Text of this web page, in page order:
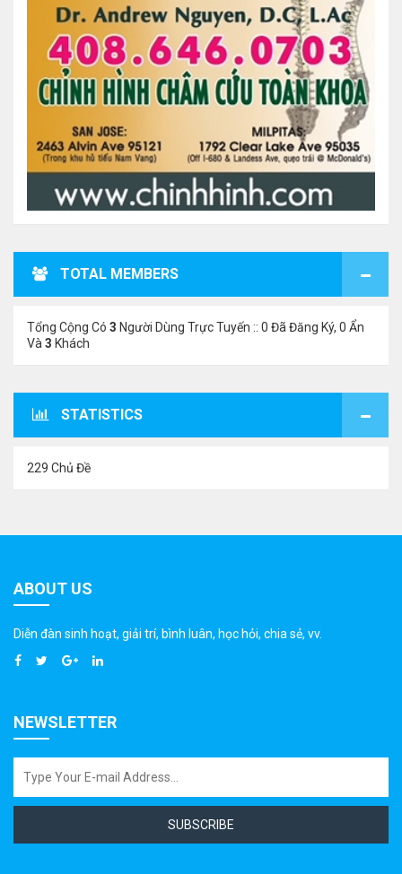
TOTAL MEMBERS
Tổng Cộng Có 3 Người Dùng Trực Tuyến :: 0 Đã Đăng Ký, 0 Ẩn
Và 3 Khách
STATISTICS
229 Chủ Đề
ABOUT US
Diễn đàn sinh hoạt, giải trí, bình luân, học hỏi, chia sẻ, vv.
NEWSLETTER
SUBSCRIBE